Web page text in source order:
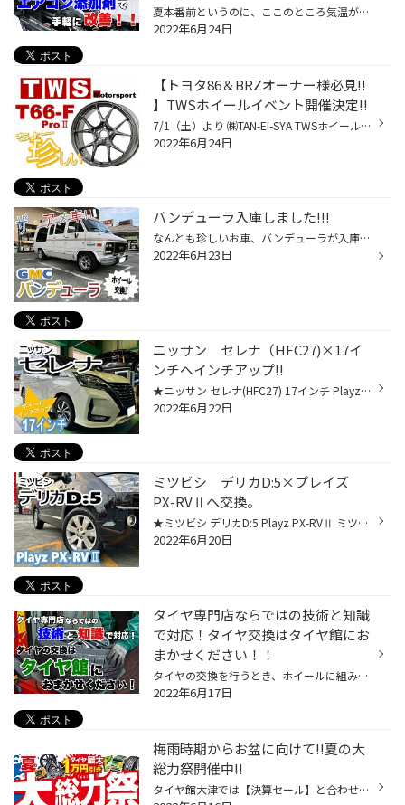
夏本番前というのに、ここのところ気温がグングンと上昇し、まるで梅雨明けでもしたかのような猛暑日になる日もありますね。 日本の夏は確実に暑く、そして長くなっています。お出かけの際はもちろんですが、室内にいらっしゃるときにもこまめな水分補給をお忘れなく。 さて、そんな季節におクルマ...
2022年6月24日
【トヨタ86＆BRZオーナー様必見!!
】TWSホイールイベント開催決定!!
7/1（土）より ㈱TAN-EI-SYA TWSホイールイベントの開催が決定致しました♪ 今回のホイールイベントではなんと!!! ちょーレアなホイールがやってきます☆” ★TWS Motorsport T66-F ProⅡ★ カラー：レーシングガンメタ サイズはなんと１種類のみ!!17インチで トヨタ GR86＆スバル BRZ（ZD8）専用設計とな...
2022年6月24日
バンデューラ入庫しました!!!
なんとも珍しいお車、バンデューラが入庫致しました!! ザ・アメ車!!!!!の大迫力でとってもかっこいいですよね♪ 今回は、アルミホイールのご注文を頂き 装着させて頂きました!! 取付させて頂いたホイールは 15インチ アメリカンレーシング トルクサースト クローム ホイールまでもがアメリカン!! 足...
2022年6月23日
ニッサン セレナ（HFC27)×17イ
ンチへインチアップ!!
★ニッサン セレナ(HFC27) 17インチ Playz PX-RVⅡ × ブリヂストン REIGNER BW25s ニッサン セレナ（HFC27）のお車に 17インチへインチアップの作業させて頂きました☆” スマートなドレスアップで 足元の存在感も増しましたね♪ フロントグリルのメッキとも統一感のある 仕上がりとなりました!! お選び...
2022年6月22日
ミツビシ デリカD:5×プレイズ
PX-RVⅡへ交換。
★ミツビシ デリカD:5 Playz PX-RVⅡ ミツビシ デリカD:5のお車に タイヤ4本交換を作業させて頂きました。 交換させて頂いたタイヤはこちら!! ブリヂストン プレイズ PX-RVⅡ です★” 雨の日が安心なのはもちろん しっかり曲がる。しっかり止まる。 これがブリヂストン プレイズの最大の特徴です。 さら...
2022年6月20日
タイヤ専門店ならではの技術と知識
で対応！タイヤ交換はタイヤ館にお
まかせください！！
タイヤの交換を行うとき、ホイールに組み付けてあるタイヤをそのまま交換するのであれば、お店に頼まず自分で交換する方も多いと思いますが、タイヤを新しく購入して今履いているホイールに組み替えるとなると、なかなかご自身ではできませんよね。 そんな時は、タイヤを購入したお店でタイヤとホイ...
2022年6月17日
梅雨時期からお盆に向けて!!夏の大
総力祭開催中!!
タイヤ館大津では【決算セール】と合わせて 6/17（金）より8/7（日）までのロングランセール 【夏の大総力祭】を開催しております♪ これから始まる梅雨時期はもちろん 夏のお出かけや、お盆にむけての愛車のメンテナンスを応援します☆” ①【全員あたる!!】ルーレットをまわしてタイヤクーポンをGET!!...